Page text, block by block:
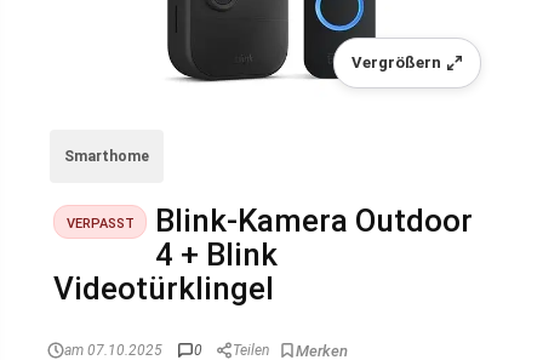
Vergrößern
Smarthome
VERPASST
Blink-Kamera Outdoor
4 + Blink
Videotürklingel
am 07.10.2025 0 Teilen